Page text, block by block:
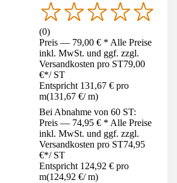
(0)
Preis — 79,00 € * Alle Preise
inkl. MwSt. und ggf. zzgl.
Versandkosten pro ST79,00
€*/ ST
Entspricht 131,67 € pro
m(131,67 €/ m)
Bei Abnahme von 60 ST:
Preis — 74,95 € * Alle Preise
inkl. MwSt. und ggf. zzgl.
Versandkosten pro ST74,95
€*/ ST
Entspricht 124,92 € pro
m(124,92 €/ m)